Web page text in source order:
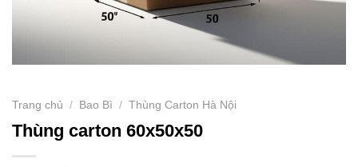
Trang chủ / Bao Bì / Thùng Carton Hà Nội
Thùng carton 60x50x50